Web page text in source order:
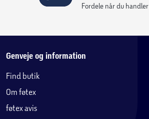
Fordele når du handler
Genveje og information
Find butik
Om føtex
føtex avis